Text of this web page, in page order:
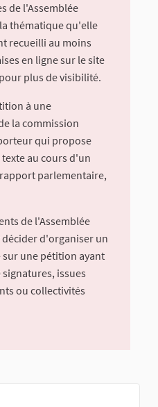
de l'Assemblée
thématique qu'elle
recueilli au moins
en ligne sur le site
plus de visibilité.
à une
la commission
qui propose
au cours d'un
parlementaire,
de l'Assemblée
d'organiser un
une pétition ayant
issues
ou collectivités